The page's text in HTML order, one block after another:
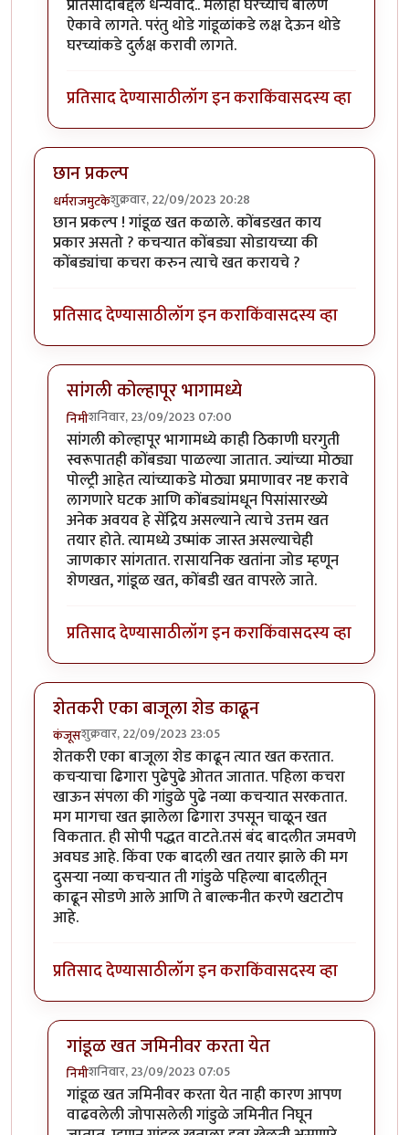
प्रतिसादाबद्दल धन्यवाद.. मलाही घरच्यांचे बोलणे
ऐकावे लागते. परंतु थोडे गांडूळांकडे लक्ष देऊन थोडे
घरच्यांकडे दुर्लक्ष करावी लागते.
प्रतिसाद देण्यासाठीलॉग इन कराकिंवासदस्य व्हा
छान प्रकल्प
धर्मराजमुटकेशुक्रवार, 22/09/2023 20:28
छान प्रकल्प ! गांडूळ खत कळाले. कोंबडखत काय
प्रकार असतो ? कचर्‍यात कोंबड्या सोडायच्या की
कोंबड्यांचा कचरा करुन त्याचे खत करायचे ?
प्रतिसाद देण्यासाठीलॉग इन कराकिंवासदस्य व्हा
सांगली कोल्हापूर भागामध्ये
निमीशनिवार, 23/09/2023 07:00
In reply toछान प्रकल्पbyधर्मराजमुटके
सांगली कोल्हापूर भागामध्ये काही ठिकाणी घरगुती
स्वरूपातही कोंबड्या पाळल्या जातात. ज्यांच्या मोठ्या
पोल्ट्री आहेत त्यांच्याकडे मोठ्या प्रमाणावर नष्ट करावे
लागणारे घटक आणि कोंबड्यांमधून पिसांसारख्ये
अनेक अवयव हे सेंद्रिय असल्याने त्याचे उत्तम खत
तयार होते. त्यामध्ये उष्मांक जास्त असल्याचेही
जाणकार सांगतात. रासायनिक खतांना जोड म्हणून
शेणखत, गांडूळ खत, कोंबडी खत वापरले जाते.
प्रतिसाद देण्यासाठीलॉग इन कराकिंवासदस्य व्हा
शेतकरी एका बाजूला शेड काढून
कंजूसशुक्रवार, 22/09/2023 23:05
शेतकरी एका बाजूला शेड काढून त्यात खत करतात.
कचऱ्याचा ढिगारा पुढेपुढे ओतत जातात. पहिला कचरा
खाऊन संपला की गांडुळे पुढे नव्या कचऱ्यात सरकतात.
मग मागचा खत झालेला ढिगारा उपसून चाळून खत
विकतात. ही सोपी पद्धत वाटते.तसं बंद बादलीत जमवणे
अवघड आहे. किंवा एक बादली खत तयार झाले की मग
दुसऱ्या नव्या कचऱ्यात ती गांडुळे पहिल्या बादलीतून
काढून सोडणे आले आणि ते बाल्कनीत करणे खटाटोप
आहे.
प्रतिसाद देण्यासाठीलॉग इन कराकिंवासदस्य व्हा
गांडूळ खत जमिनीवर करता येत
निमीशनिवार, 23/09/2023 07:05
In reply toशेतकरी एका बाजूला शेड काढूनbyकंजूस
गांडूळ खत जमिनीवर करता येत नाही कारण आपण
वाढवलेली जोपासलेली गांडुळे जमिनीत निघून